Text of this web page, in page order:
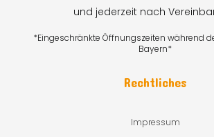
und jederzeit nach
*Eingeschränkte Öffnungszeiten während
Bayern*
Rechtliches
Impressum